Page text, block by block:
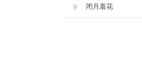
9 闭月羞花